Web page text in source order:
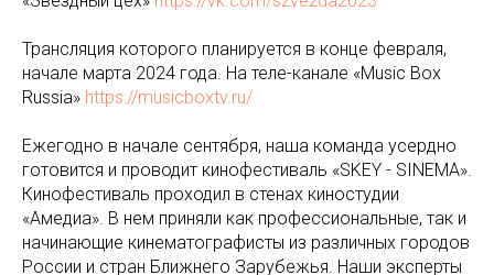
Трансляция которого планируется в конце февраля,
начале марта 2024 года. На теле-канале «Music Box
Russia» https://musicboxtv.ru/
Ежегодно в начале сентября, наша команда усердно
готовится и проводит кинофестиваль «SKEY - SINEMA».
Кинофестиваль проходил в стенах киностудии
«Амедиа». В нем приняли как профессиональные, так и
начинающие кинематографисты из различных городов
России и стран Ближнего Зарубежья. Наши эксперты